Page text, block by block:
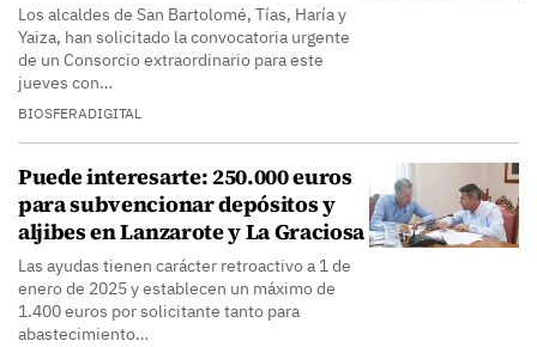
Los alcaldes de San Bartolomé, Tías, Haría y
Yaiza, han solicitado la convocatoria urgente
de un Consorcio extraordinario para este
jueves con…
BIOSFERADIGITAL
Puede interesarte: 250.000 euros
para subvencionar depósitos y
aljibes en Lanzarote y La Graciosa
Las ayudas tienen carácter retroactivo a 1 de
enero de 2025 y establecen un máximo de
1.400 euros por solicitante tanto para
abastecimiento…